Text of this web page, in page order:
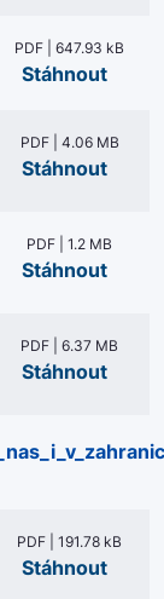
PDF | 647.93 kB
Stáhnout
PDF | 4.06 MB
Stáhnout
PDF | 1.2 MB
Stáhnout
PDF | 6.37 MB
Stáhnout
PDF | 191.78 kB
Stáhnout